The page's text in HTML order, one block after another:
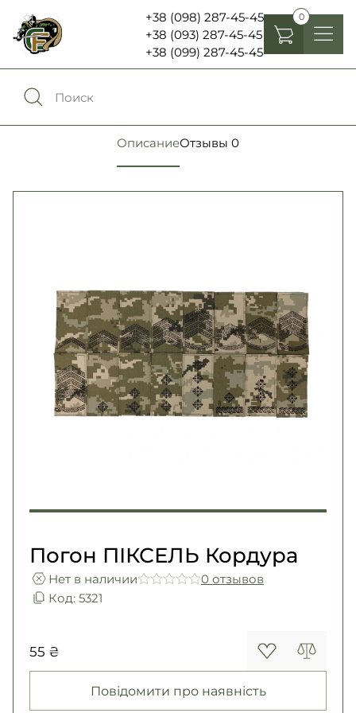
+38 (098) 287-45-45
+38 (093) 287-45-45
+38 (099) 287-45-45
0
0
Избранное0
RU UA
Каталог
Акции
Возврат и обмен
Шевроны, патчи , нашивки
Погоны
Фурнитура
ОписаниеОтзывы 0
Погон ПІКСЕЛЬ Кордура
Нет в наличии
0 отзывов
Код: 5321
55 ₴
Повідомити про наявність